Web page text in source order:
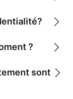
?
sont